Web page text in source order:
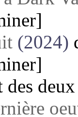
(2024)
deux